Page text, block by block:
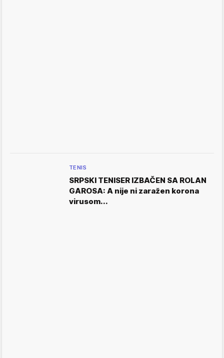
TENIS
SRPSKI TENISER IZBAČEN SA ROLAN
GAROSA: A nije ni zaražen korona
virusom...